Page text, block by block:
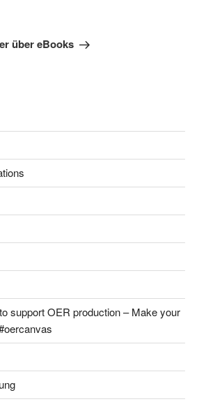
über eBooks
support OER production – Make your